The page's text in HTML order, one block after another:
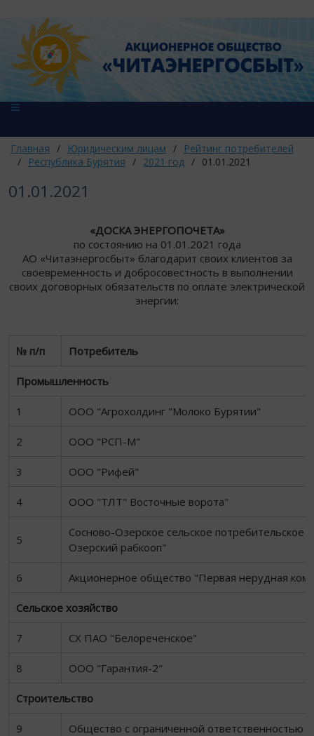
Главная / Юридическим лицам /
Рейтинг потребителей
/
Республика Бурятия / 2021 год / 01.01.2021
01.01.2021
«ДОСКА ЭНЕРГОПОЧЕТА»
по состоянию на 01.01.2021 года
АО «Читаэнергосбыт» благодарит своих клиентов за
своевременность и добросовестность в выполнении
своих договорных обязательств по оплате электрической
энергии:
№ п/п Потребитель
Промышленность
1 ООО "Агрохолдинг "Молоко Бурятии"
2 ООО "РСП-М"
3 ООО "Рифей"
4 ООО "ТЛТ" Восточные ворота"
5
Сосново-Озерское сельское потребительское
Озерский рабкооп"
6 Акционерное общество "Первая нерудная
Сельское хозяйство
7 СХ ПАО "Белореченское"
8 ООО "Гарантия-2"
Строительство
9 Общество с ограниченной ответственностью